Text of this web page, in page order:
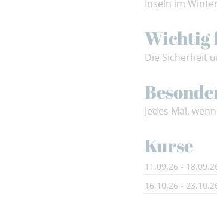
Inseln im Winter
Wichtig
Die Sicherheit
Jedes Mal,
Kurse
11.09.26 -
16.10.26 -